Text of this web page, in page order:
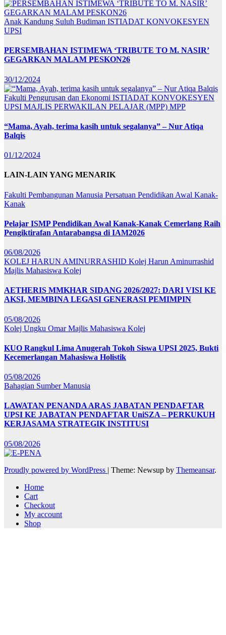
Anak Kandung Suluh Budiman ISTIADAT KONVOKESYEN
UPSI
PERSEMBAHAN ISTIMEWA ‘TRIBUTE TO M. NASIR’
GEGARKAN MALAM PESKON26
30/12/2024
Fakulti Pengurusan dan Ekonomi ISTIADAT KONVOKESYEN
UPSI MAJLIS PERWAKILAN PELAJAR (MPP) MPP
“Mama, Ayah, terima kasih untuk segalanya” – Nur Atiqa
Balqis
01/12/2024
LAIN-LAIN YANG MENARIK
Fakulti Pembangunan Manusia Persatuan Pendidikan Awal Kanak-
Kanak
Pelajar ISMP Pendidikan Awal Kanak-Kanak Cemerlang Raih
Pengiktirafan Antarabangsa di IAM2026
06/08/2026
KOLEJ HARUN AMINURRASHID Kolej Harun Aminurrashid
Majlis Mahasiswa Kolej
AETHERIS MMKHAR SIDANG 2026/2027: DARI VISI KE
AKSI, MEMBINA LEGASI GENERASI PEMIMPIN
05/08/2026
Kolej Ungku OmarMajlis Mahasiswa Kolej
KUO Rangkul Lima Anugerah Tokoh Siswa UPSI 2025, Bukti
Kecemerlangan Mahasiswa Holistik
05/08/2026
Bahagian Sumber Manusia
LAWATAN PENANDA ARAS JABATAN PENDAFTAR
UPSI KE JABATAN PENDAFTAR UniSZA – PERKUKUH
KERJASAMA STRATEGIK INSTITUSI
05/08/2026
Proudly powered by WordPress | Theme: Newsup by Themeansar.
Home
Cart
Checkout
My account
Shop